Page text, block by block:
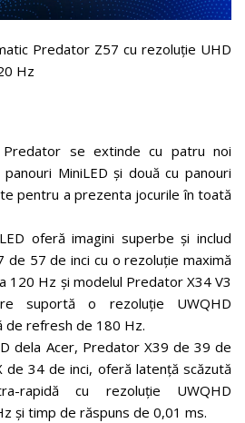
Predator Z57 cu rezoluție UHD
Hz
Predator se extinde cu patru noi
MiniLED și două cu panouri
pentru a prezenta jocurile în toată
oferă imagini superbe și includ
de 57 de inci cu o rezoluție maximă
120 Hz și modelul Predator X34 V3
suportă o rezoluție UWQHD
de refresh de 180 Hz.
dela Acer, Predator X39 de 39 de
de 34 de inci, oferă latență scăzută
rapidă cu rezoluție UWQHD
și timp de răspuns de 0,01 ms.